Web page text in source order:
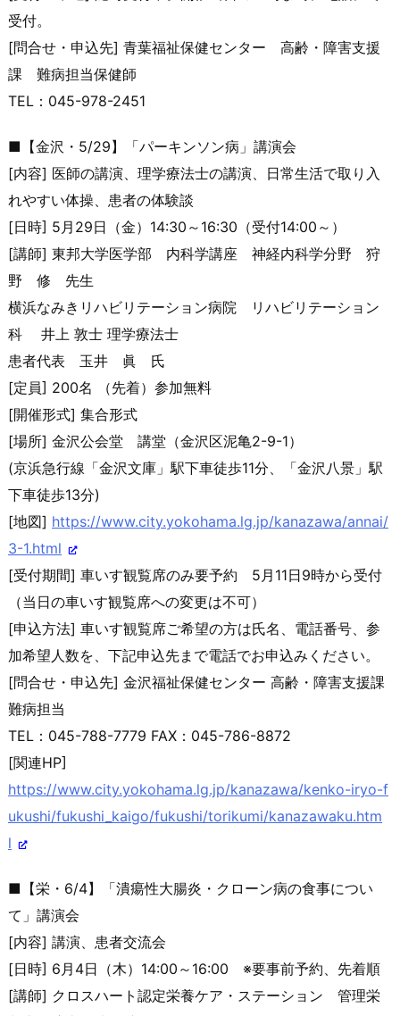
受付。
[問合せ・申込先] 青葉福祉保健センター 高齢・障害支援
課 難病担当保健師
TEL：045-978-2451
■【金沢・5/29】「パーキンソン病」講演会
[内容] 医師の講演、理学療法士の講演、日常生活で取り入
れやすい体操、 患者の体験談
[日時] 5月29日（金）14:30～16:30（受付14:00～）
[講師] 東邦大学医学部 内科学講座 神経内科学分野 狩
野 修 先生
横浜なみきリハビリテーション病院 リハビリテーション
科 井上 敦士 理学療法士
患者代表 玉井 眞 氏
[定員] 200名 （先着）参加無料
[開催形式] 集合形式
[場所] 金沢公会堂 講堂（金沢区泥亀2-9-1）
(京浜急行線「金沢文庫」駅下車徒歩11分、「金沢八景」駅
下車徒歩13分)
[地図] https://www.city.yokohama.lg.jp/kanazawa/annai/
3-1.html
[受付期間] 車いす観覧席のみ要予約 5月11日9時から受付
（当日の車いす観覧席への変更は不可）
[申込方法] 車いす観覧席ご希望の方は氏名、電話番号、参
加希望人数を、下記申込先まで電話でお申込みください。
[問合せ・申込先] 金沢福祉保健センター 高齢・障害支援課
難病担当
TEL：045-788-7779 FAX：045-786-8872
[関連HP]
https://www.city.yokohama.lg.jp/kanazawa/kenko-iryo-f
ukushi/fukushi_kaigo/fukushi/torikumi/kanazawaku.htm
l
■【栄・6/4】「潰瘍性大腸炎・クローン病の食事につい
て」講演会
[内容] 講演、患者交流会
[日時] 6月4日（木）14:00～16:00 ※要事前予約、先着順
[講師] クロスハート認定栄養ケア・ステーション 管理栄